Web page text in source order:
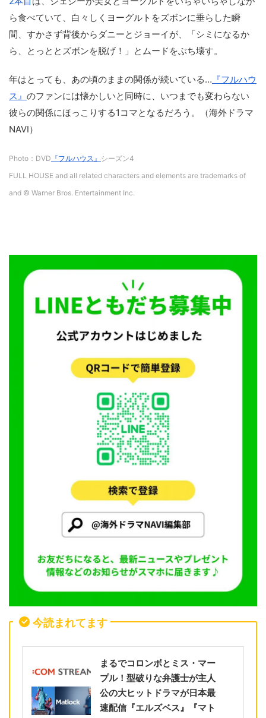
ら食べていて、白々しくヨーグルトをズボンに垂らした瞬
間、すかさず背後からダニーとジョーイが、「シミになるか
ら、とっととズボンを脱げ！」とムードをぶち壊す。
年はとっても、あの頃のままの関係が続いている… 『フルハウ
ス』 のファンには懐かしいと同時に、いつまでも変わらない
彼らの関係にほっこりする1コマとなるだろう。（海外ドラマ
NAVI）
Photo：DVD 『フルハウス』 シーズン4
FULL HOUSE and all related characters and elements are trademarks of
and © Warner Bros. Entertainment Inc.
今読まれてます
まるでコロンボとミス・マー
プル！型破りな弁護士が主人
公の大ヒットドラマが日本最
速配信『エルズベス』『マト